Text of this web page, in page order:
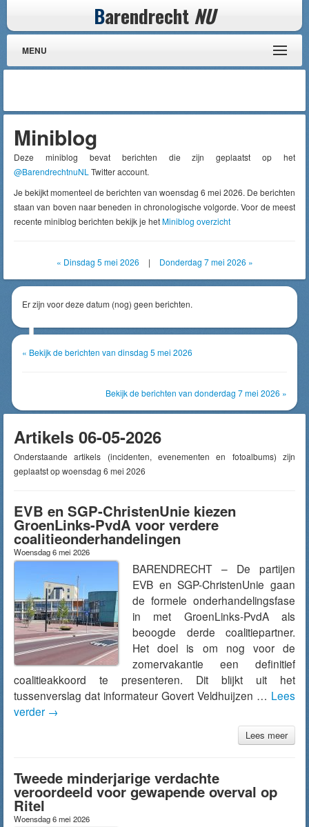
Barendrecht NU
MENU
Miniblog
Deze miniblog bevat berichten die zijn geplaatst op het
@BarendrechtnuNL Twitter account.
Je bekijkt momenteel de berichten van woensdag 6 mei 2026. De berichten
staan van boven naar beneden in chronologische volgorde. Voor de meest
recente miniblog berichten bekijk je hetMiniblog overzicht
« Dinsdag 5 mei 2026 | Donderdag 7 mei 2026 »
Er zijn voor deze datum (nog) geen berichten.
« Bekijk de berichten van dinsdag 5 mei 2026
Bekijk de berichten van donderdag 7 mei 2026 »
Artikels 06-05-2026
Onderstaande artikels (incidenten, evenementen en fotoalbums) zijn
geplaatst op woensdag 6 mei 2026
EVB en SGP-ChristenUnie kiezen
GroenLinks-PvdA voor verdere
coalitieonderhandelingen
Woensdag 6 mei 2026
BARENDRECHT – De partijen
EVB en SGP-ChristenUnie gaan
de formele onderhandelingsfase
in met GroenLinks-PvdA als
beoogde derde coalitiepartner.
Het doel is om nog voor de
zomervakantie een definitief
coalitieakkoord te presenteren. Dit blijkt uit het
tussenverslag dat informateur Govert Veldhuijzen … Lees
verder →
Lees meer
Tweede minderjarige verdachte
veroordeeld voor gewapende overval op
Ritel
Woensdag 6 mei 2026